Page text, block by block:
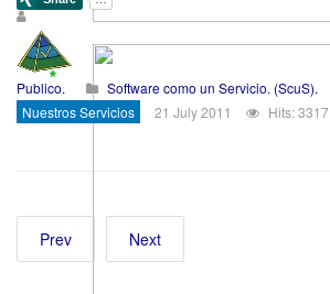
Publico.
Software como un Servicio. (ScuS).
Nuestros Servicios
21 July 2011 Hits: 3317
Prev Next